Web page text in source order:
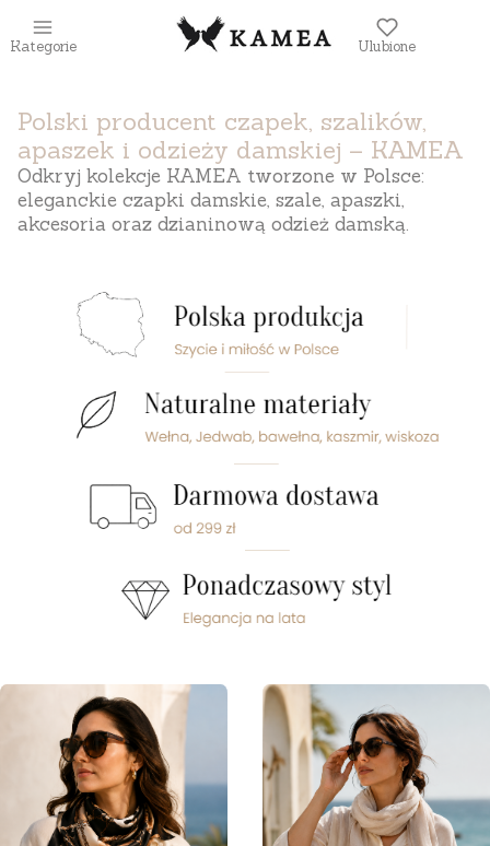
Kategorie Ulubione
Polski producent czapek, szalików,
apaszek i odzieży damskiej – KAMEA
Odkryj kolekcje KAMEA tworzone w Polsce:
eleganckie czapki damskie, szale, apaszki,
akcesoria oraz dzianinową odzież damską.